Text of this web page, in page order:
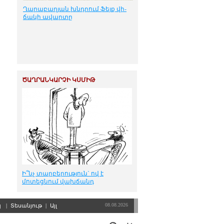
Ղա­րա­բա­ղ­յան խնդ­րում ֆեյք վի­
ճա­կի ա­վար­տը
ԾԱՂՐԱՆԿԱՐՉԻ ԿՍՄԻԹ
Ի՞նչ տարբերություն` ով է
մոտեցնում վախճանդ
| Տեսանյութ | Այլ 08.08.2026